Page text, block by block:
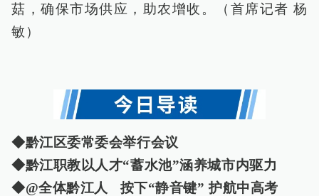
菇，确保市场供应，助农增收。（首席记者 杨
敏）
◆黔江区委常委会举行会议
◆黔江职教以人才“蓄水池”涵养城市内驱力
◆@全体黔江人 按下“静音键” 护航中高考